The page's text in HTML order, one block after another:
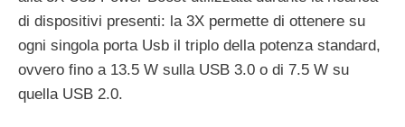
di dispositivi presenti: la 3X permette di ottenere su
ogni singola porta Usb il triplo della potenza standard,
ovvero fino a 13.5 W sulla USB 3.0 o di 7.5 W su
quella USB 2.0.